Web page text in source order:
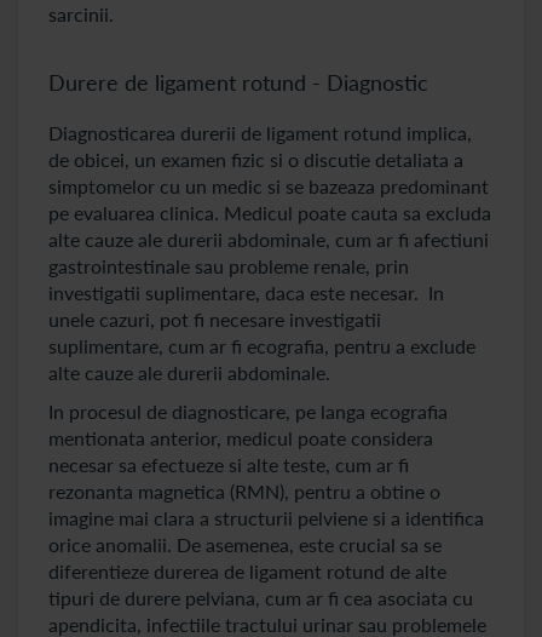
sarcinii.
Durere de ligament rotund - Diagnostic
Diagnosticarea durerii de ligament rotund implica,
de obicei, un examen fizic si o discutie detaliata a
simptomelor cu un medic si se bazeaza predominant
pe evaluarea clinica. Medicul poate cauta sa excluda
alte cauze ale durerii abdominale, cum ar fi afectiuni
gastrointestinale sau probleme renale, prin
investigatii suplimentare, daca este necesar. In
unele cazuri, pot fi necesare investigatii
suplimentare, cum ar fi ecografia, pentru a exclude
alte cauze ale durerii abdominale.
In procesul de diagnosticare, pe langa ecografia
mentionata anterior, medicul poate considera
necesar sa efectueze si alte teste, cum ar fi
rezonanta magnetica (RMN), pentru a obtine o
imagine mai clara a structurii pelviene si a identifica
orice anomalii. De asemenea, este crucial sa se
diferentieze durerea de ligament rotund de alte
tipuri de durere pelviana, cum ar fi cea asociata cu
apendicita, infectiile tractului urinar sau problemele